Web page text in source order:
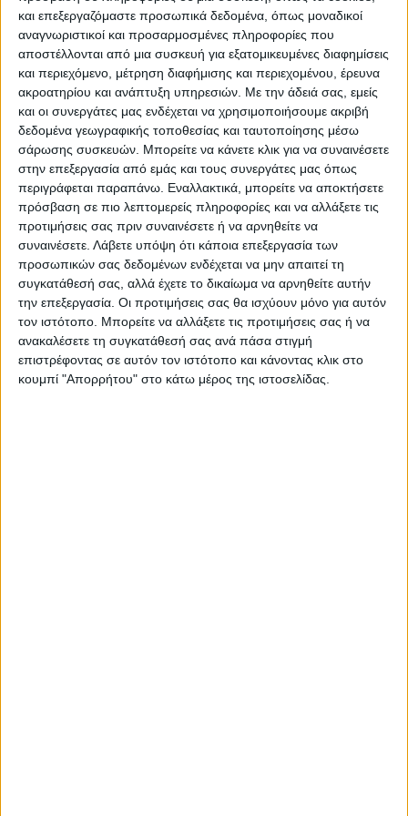
και επεξεργαζόμαστε προσωπικά δεδομένα, όπως μοναδικοί
αναγνωριστικοί και προσαρμοσμένες πληροφορίες που
αποστέλλονται από μια συσκευή για εξατομικευμένες διαφημίσεις
και περιεχόμενο, μέτρηση διαφήμισης και περιεχομένου, έρευνα
ακροατηρίου και ανάπτυξη υπηρεσιών. Με την άδειά σας, εμείς
και οι συνεργάτες μας ενδέχεται να χρησιμοποιήσουμε ακριβή
δεδομένα γεωγραφικής τοποθεσίας και ταυτοποίησης μέσω
σάρωσης συσκευών. Μπορείτε να κάνετε κλικ για να συναινέσετε
στην επεξεργασία από εμάς και τους συνεργάτες μας όπως
περιγράφεται παραπάνω. Εναλλακτικά, μπορείτε να αποκτήσετε
πρόσβαση σε πιο λεπτομερείς πληροφορίες και να αλλάξετε τις
προτιμήσεις σας πριν συναινέσετε ή να αρνηθείτε να
συναινέσετε. Λάβετε υπόψη ότι κάποια επεξεργασία των
προσωπικών σας δεδομένων ενδέχεται να μην απαιτεί τη
συγκατάθεσή σας, αλλά έχετε το δικαίωμα να αρνηθείτε αυτήν
την επεξεργασία. Οι προτιμήσεις σας θα ισχύουν μόνο για αυτόν
τον ιστότοπο. Μπορείτε να αλλάξετε τις προτιμήσεις σας ή να
ανακαλέσετε τη συγκατάθεσή σας ανά πάσα στιγμή
επιστρέφοντας σε αυτόν τον ιστότοπο και κάνοντας κλικ στο
κουμπί "Απορρήτου" στο κάτω μέρος της ιστοσελίδας.
προσπάθεια μέσα στο επόμενο χρονικό
διάστημα, και φυσικά πριν ολοκληρωθεί το
2024, να πληρωθούν και υπόλοιπα ποσά που
αφορούν σε εκκρεμείς υποθέσεις
οικολογικών σχημάτων.
«Δεν σας το κρύβω ότι η προσπάθεια που
γίνεται και από το υπουργείο, μέσα από τη
διαδικασία της επιτήρησης που τέθηκε ο
Οργανισμός πριν από περίπου δύο μήνες,
είναι να κάνει ο ΟΠΕΚΕΠΕ τα επιβεβλημένα
βήματα στην κατεύθυνση ουσιαστικά της
ψηφιοποίησης, της στελέχωσης της
διεύθυνσης, της αποτελεσματικότητας, της
διαφάνειας και της δικαιοσύνης», είπε ο
ΥπΑΑΤ, εκτιμώντας ότι το επόμενο χρονικό